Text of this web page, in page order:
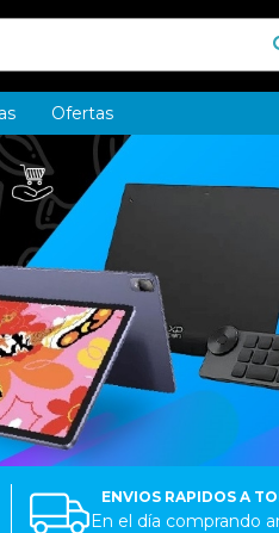
Ofertas
ENVIOS RAPIDOS A
En el día comprando